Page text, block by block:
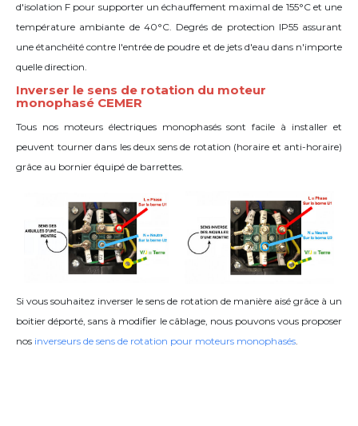
d'isolation F pour supporter un échauffement maximal de 155°C et une
température ambiante de 40°C. Degrés de protection IP55 assurant
une étanchéité contre l'entrée de poudre et de jets d'eau dans n'importe
quelle direction.
Inverser le sens de rotation du moteur
monophasé CEMER
Tous nos moteurs électriques monophasés sont facile à installer et
peuvent tourner dans les deux sens de rotation (horaire et anti-horaire)
grâce au bornier équipé de barrettes.
Si vous souhaitez inverser le sens de rotation de manière aisé grâce à un
boitier déporté, sans à modifier le câblage, nous pouvons vous proposer
nos inverseurs de sens de rotation pour moteurs monophasés.